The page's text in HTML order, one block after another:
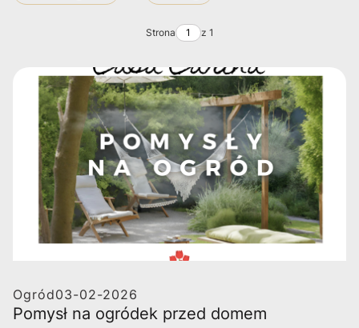
Strona z 1
Ogród03-02-2026
Pomysł na ogródek przed domem